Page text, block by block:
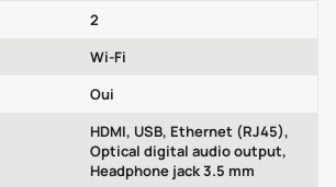
2
Wi‑Fi
Oui
HDMI, USB, Ethernet (RJ45),
Optical digital audio output,
Headphone jack 3.5 mm